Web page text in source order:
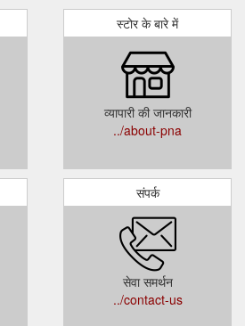
स्टोर के बारे में
व्यापारी की जानकारी
../about-pna
संपर्क
सेवा समर्थन
../contact-us